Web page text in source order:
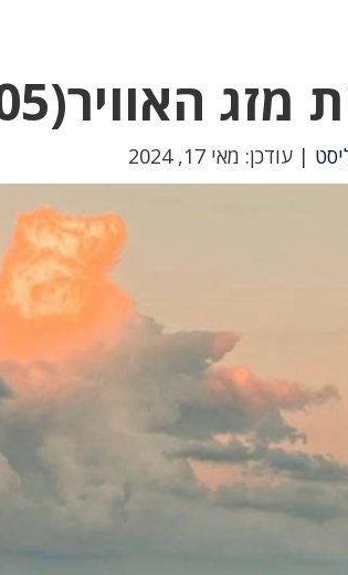
האוויר(17/05): נאה וחם
| עודכן: מאי 17, 2024